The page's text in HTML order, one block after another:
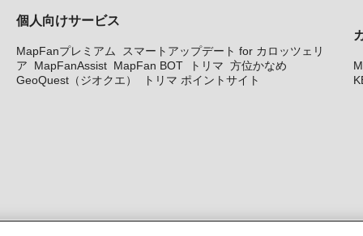
個人向けサービス
MapFanプレミアム
スマートアップデート for カロッツェリ
ア
MapFanAssist MapFan BOT トリマ 方位かなめ
GeoQuest（ジオクエ）
トリマ ポイントサイト